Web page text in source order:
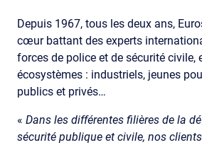
Depuis 1967, tous les deux ans,
cœur battant des experts
forces de police et de sécurité civile,
écosystèmes : industriels, jeunes
publics et privés…
« Dans les différentes filières de la
sécurité publique et civile, nos